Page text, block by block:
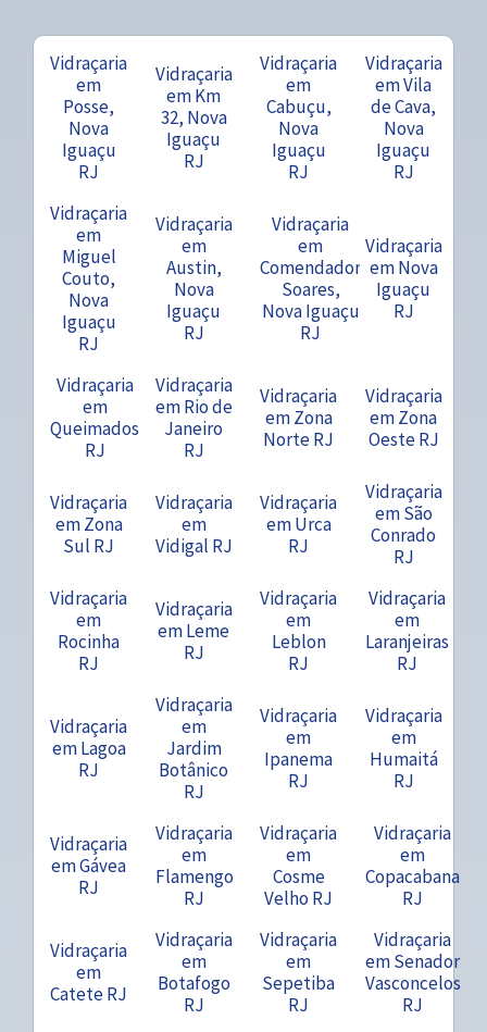
Vidraçaria
em
Posse,
Nova
Iguaçu
RJ
Vidraçaria
em Km
32, Nova
Iguaçu
RJ
Vidraçaria
em
Cabuçu,
Nova
Iguaçu
RJ
Vidraçaria
em Vila
de Cava,
Nova
Iguaçu
RJ
Vidraçaria
em
Miguel
Couto,
Nova
Iguaçu
RJ
Vidraçaria
em
Austin,
Nova
Iguaçu
RJ
Vidraçaria
em
Comendador
Soares,
Nova Iguaçu
RJ
Vidraçaria
em Nova
Iguaçu
RJ
Vidraçaria
em
Queimados
RJ
Vidraçaria
em Rio de
Janeiro
RJ
Vidraçaria
em Zona
Norte RJ
Vidraçaria
em Zona
Oeste RJ
Vidraçaria
em Zona
Sul RJ
Vidraçaria
em
Vidigal RJ
Vidraçaria
em Urca
RJ
Vidraçaria
em São
Conrado
RJ
Vidraçaria
em
Rocinha
RJ
Vidraçaria
em Leme
RJ
Vidraçaria
em
Leblon
RJ
Vidraçaria
em
Laranjeiras
RJ
Vidraçaria
em Lagoa
RJ
Vidraçaria
em
Jardim
Botânico
RJ
Vidraçaria
em
Ipanema
RJ
Vidraçaria
em
Humaitá
RJ
Vidraçaria
em Gávea
RJ
Vidraçaria
em
Flamengo
RJ
Vidraçaria
em
Cosme
Velho RJ
Vidraçaria
em
Copacabana
RJ
Vidraçaria
em
Catete RJ
Vidraçaria
em
Botafogo
RJ
Vidraçaria
em
Sepetiba
RJ
Vidraçaria
em Senador
Vasconcelos
RJ